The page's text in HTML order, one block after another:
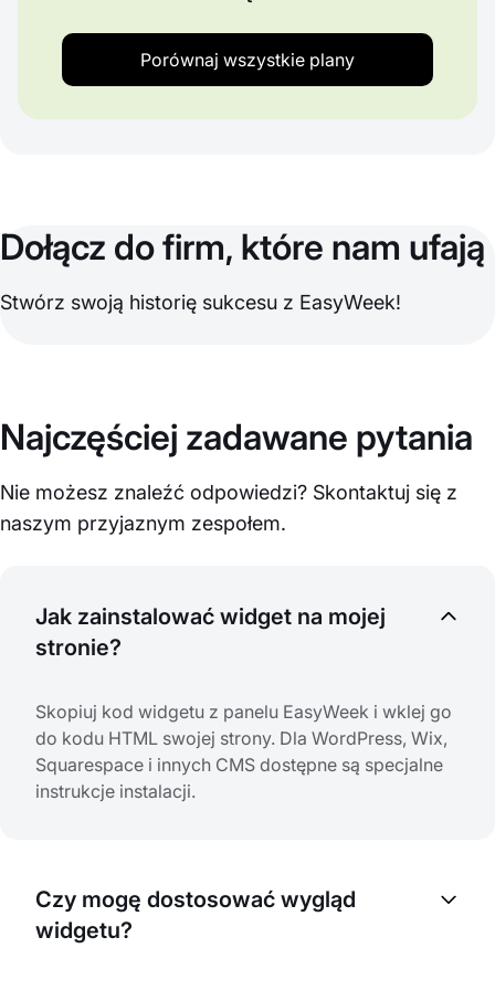
Porównaj wszystkie plany
Dołącz do firm, które nam ufają
Stwórz swoją historię sukcesu z EasyWeek!
Najczęściej zadawane pytania
Nie możesz znaleźć odpowiedzi? Skontaktuj się z
naszym przyjaznym zespołem.
Jak zainstalować widget na mojej
stronie?
Skopiuj kod widgetu z panelu EasyWeek i wklej go
do kodu HTML swojej strony. Dla WordPress, Wix,
Squarespace i innych CMS dostępne są specjalne
instrukcje instalacji.
Czy mogę dostosować wygląd
widgetu?